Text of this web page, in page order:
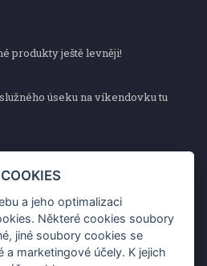
produkty ještě levněji!
úseku na víkendovku tu
úseku na víkendovku tu
s naCOOPkou sekerku Fiskars
ty nejlepší ceny z letáku!
a jeho optimalizaci
Některé cookies soubory
jiné soubory cookies se
a marketingové účely. K jejich